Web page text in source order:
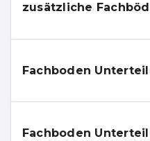
zusätzliche
Fachboden
Fachboden